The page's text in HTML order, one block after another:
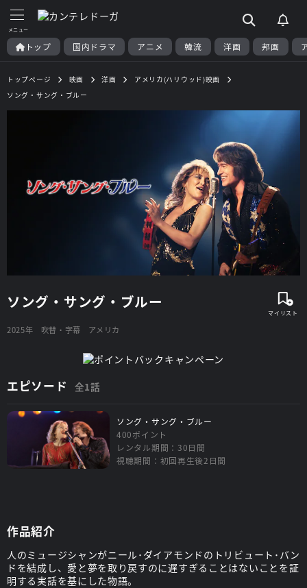
トップ 国内ドラマ アニメ 韓流 洋画 邦画
トップページ 映画 洋画
アメリカ(ハリウッド)映画
ソング・サング・ブルー
ソング・サング・ブルー
2025年 吹替・字幕 アメリカ
エピソード 全1話
ソング・サング・ブルー
400ポイント
レンタル期間：30日間
視聴期間：初回再生後2日間
作品紹介
人のミュージシャンがニール･ダイアモンドのトリビュート･バン
ドを結成し、愛と夢を取り戻すのに遅すぎることはないことを証
明する実話を基にした物語。